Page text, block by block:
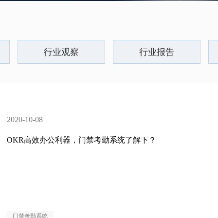
行业观察 行业报告
2020-10-08
OKR高效办公利器，门禁考勤系统了解下？
门禁考勤系统